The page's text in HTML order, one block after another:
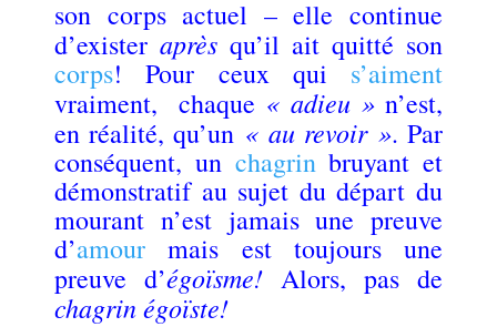
son corps actuel – elle continue
d’existeraprès qu’il ait quitté son
corps! Pour ceux qui s’aiment
vraiment, chaque « adieu » n’est,
en réalité, qu’un « au revoir ». Par
conséquent, un chagrinbruyant et
démonstratif au sujet du départ du
mourant n’est jamais une preuve
d’amour mais est toujours une
preuve d’égoïsme! Alors, pas de
chagrin égoïste!